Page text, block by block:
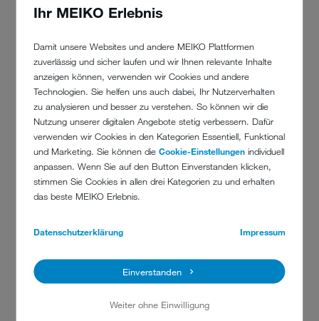
Ihr MEIKO Erlebnis
Damit unsere Websites und andere MEIKO Plattformen
zuverlässig und sicher laufen und wir Ihnen relevante Inhalte
anzeigen können, verwenden wir Cookies und andere
Technologien. Sie helfen uns auch dabei, Ihr Nutzerverhalten
zu analysieren und besser zu verstehen. So können wir die
Nutzung unserer digitalen Angebote stetig verbessern. Dafür
verwenden wir Cookies in den Kategorien Essentiell, Funktional
und Marketing. Sie können dieCookie-Einstellungen individuell
anpassen. Wenn Sie auf den Button Einverstanden klicken,
stimmen Sie Cookies in allen drei Kategorien zu und erhalten
das beste MEIKO Erlebnis.
Datenschutzerklärung Impressum
Einverstanden
Weiter ohne Einwilligung
MEIKO Deutschland GmbH
77652 Offenburg
UNSER BEWERBUNGSPROZESS
ONLINE-VORSTELLUNGSGESPRÄCH
Wir lernen uns digital kennen um uns über Ihre
Motivation, Erwartungen sowie die Aufgaben